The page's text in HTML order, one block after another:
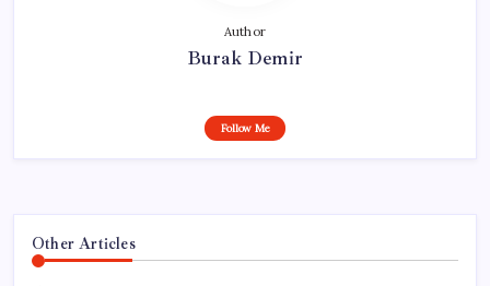
Author
Burak Demir
Follow Me
Other Articles